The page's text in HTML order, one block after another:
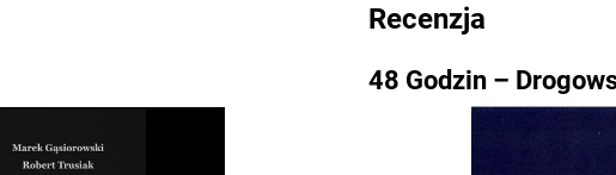
Recenzja
48 Godzin –